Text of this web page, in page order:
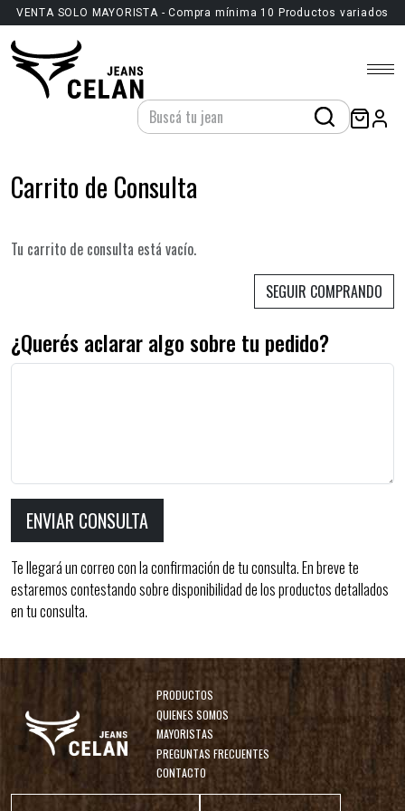
VENTA SOLO MAYORISTA - Compra mínima 10 Productos variados
Carrito de Consulta
Tu carrito de consulta está vacío.
SEGUIR COMPRANDO
¿Querés aclarar algo sobre tu pedido?
ENVIAR CONSULTA
Te llegará un correo con la confirmación de tu consulta. En breve te
estaremos contestando sobre disponibilidad de los productos detallados
en tu consulta.
PRODUCTOS
QUIENES SOMOS
MAYORISTAS
PREGUNTAS FRECUENTES
CONTACTO